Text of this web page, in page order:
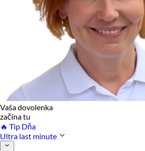
Vaša dovolenka
začína tu
🔥 Tip Dňa
Ultra last minute
Reklamné používateľské dáta
Personalizácia reklám
Povoliť vybrané
Odmietnuť